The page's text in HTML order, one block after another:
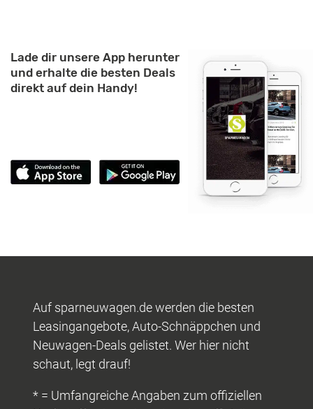
Lade dir unsere App herunter
und erhalte die besten Deals
direkt auf dein Handy!
Auf sparneuwagen.de werden die besten
Leasingangebote, Auto-Schnäppchen und
Neuwagen-Deals gelistet. Wer hier nicht
schaut, legt drauf!
* = Umfangreiche Angaben zum offiziellen